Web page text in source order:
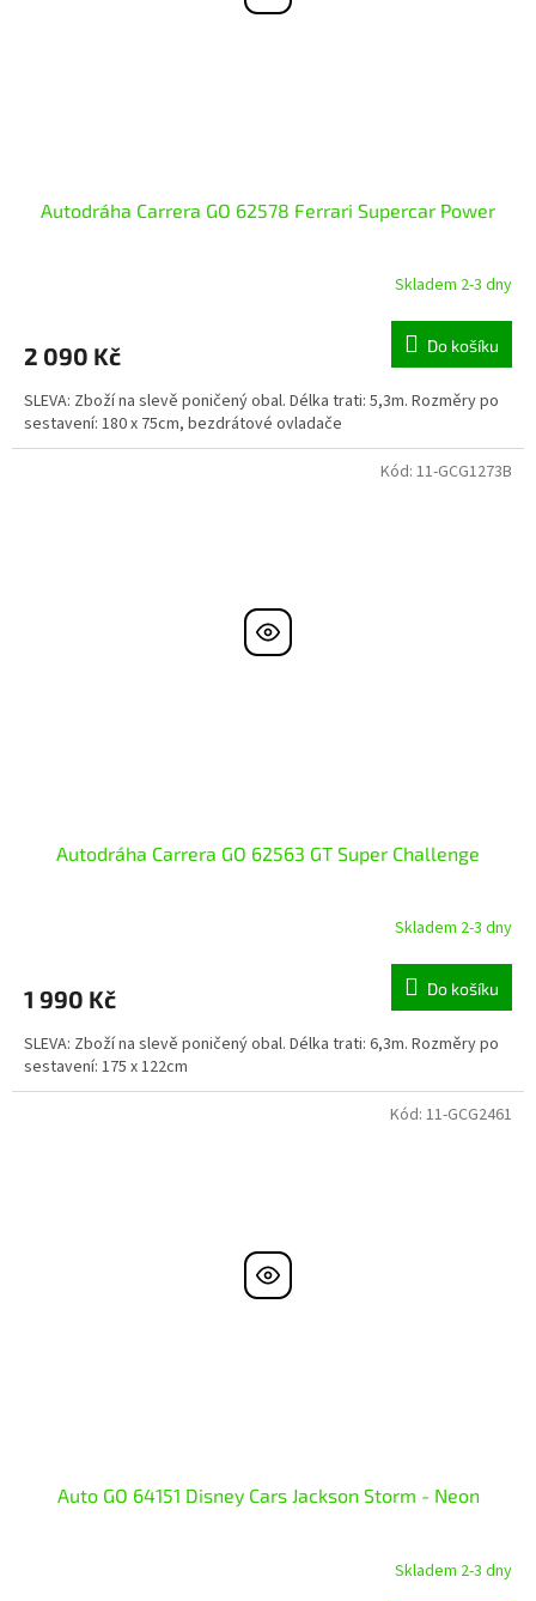
Autodráha Carrera GO 62578 Ferrari Supercar Power
Skladem 2-3 dny
2 090 Kč Do košíku
SLEVA: Zboží na slevě poničený obal. Délka trati: 5,3m. Rozměry po
sestavení: 180 x 75cm, bezdrátové ovladače
Autodráha Carrera GO 62563 GT Super Challenge
Skladem 2-3 dny
1 990 Kč Do košíku
SLEVA: Zboží na slevě poničený obal. Délka trati: 6,3m. Rozměry po
sestavení: 175 x 122cm
Kód: 11-GCG1273B
Auto GO 64151 Disney Cars Jackson Storm - Neon
Skladem 2-3 dny
Kód: 11-GCG2461